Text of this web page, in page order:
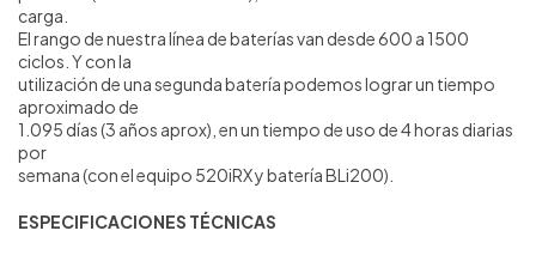
carga.
El rango de nuestra línea de baterías van desde 600 a 1500
ciclos. Y con la
utilización de una segunda batería podemos lograr un tiempo
aproximado de
1.095 días (3 años aprox), en un tiempo de uso de 4 horas diarias
por
semana (con el equipo 520iRX y batería BLi200).
ESPECIFICACIONES TÉCNICAS